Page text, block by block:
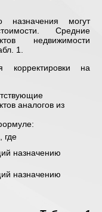
назначения могут
Средние
недвижимости
1.
корректировки на
аналогов из
, где
назначению
назначению